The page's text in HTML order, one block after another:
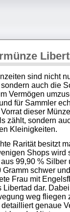
sind nicht
sondern auch die
Vermögen
für Sammler
dieser
zählt, sondern
Kleinigkeiten.
Rarität besitzt
Shops
aus 99,90 %
Gramm schwer
Frau mit
Libertad dar.
weg fliegen
genaue